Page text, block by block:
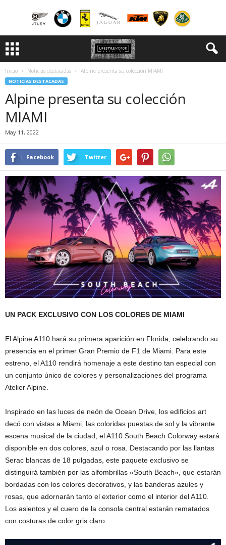
Inicio Noticias destacadas Alpine presenta su colección MIAMI
NOTICIAS DESTACADAS
Alpine presenta su colección
MIAMI
May 11, 2022
Facebook Twitter
UN PACK EXCLUSIVO CON LOS COLORES DE MIAMI
El Alpine A110 hará su primera aparición en Florida, celebrando su
presencia en el primer Gran Premio de F1 de Miami. Para este
estreno, el A110 rendirá homenaje a este destino tan especial con
un conjunto único de colores y personalizaciones del programa
Atelier Alpine.
Inspirado en las luces de neón de Ocean Drive, los edificios art
decó con vistas a Miami, las coloridas puestas de sol y la vibrante
escena musical de la ciudad, el A110 South Beach Colorway estará
disponible en dos colores, azul o rosa. Destacando por las llantas
Serac blancas de 18 pulgadas, este paquete exclusivo se
distinguirá también por las alfombrillas «South Beach», que estarán
bordadas con los colores decorativos, y las banderas azules y
rosas, que adornarán tanto el exterior como el interior del A110.
Los asientos y el cuero de la consola central estarán rematados
con costuras de color gris claro.